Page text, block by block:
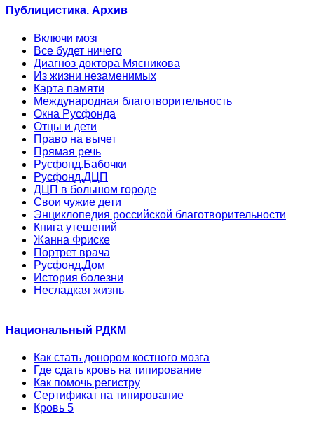
Публицистика. Архив
Включи мозг
Все будет ничего
Диагноз доктора Мясникова
Из жизни незаменимых
Карта памяти
Международная благотворительность
Окна Русфонда
Отцы и дети
Право на вычет
Прямая речь
Русфонд.Бабочки
Русфонд.ДЦП
ДЦП в большом городе
Свои чужие дети
Энциклопедия российской благотворительности
Книга утешений
Жанна Фриске
Портрет врача
Русфонд.Дом
История болезни
Несладкая жизнь
Национальный РДКМ
Как стать донором костного мозга
Где сдать кровь на типирование
Как помочь регистру
Сертификат на типирование
Кровь 5